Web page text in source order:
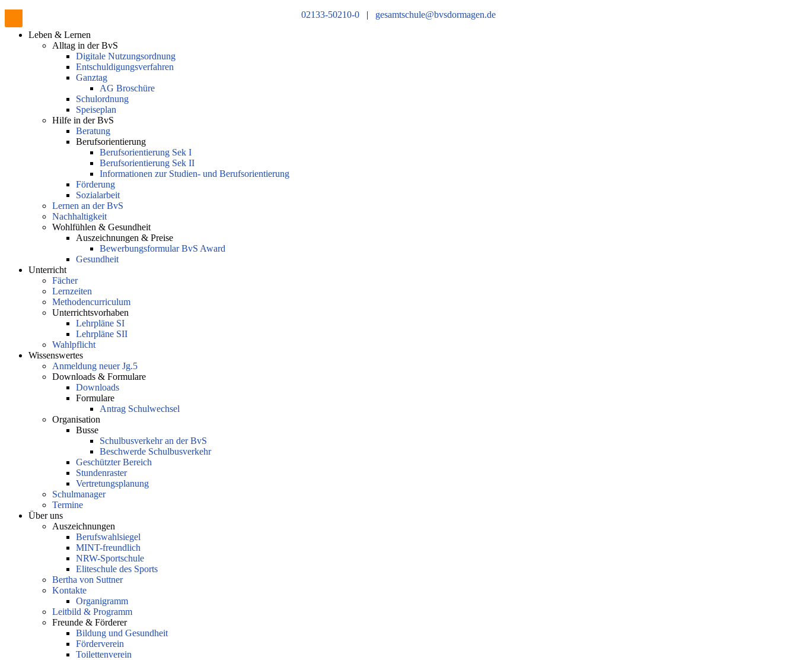
02133-50210-0 | gesamtschule@bvsdormagen.de
Leben & Lernen
Alltag in der BvS
Digitale Nutzungsordnung
Entschuldigungsverfahren
Ganztag
AG Broschüre
Schulordnung
Speiseplan
Hilfe in der BvS
Beratung
Berufsorientierung
Berufsorientierung Sek I
Berufsorientierung Sek II
Informationen zur Studien- und Berufsorientierung
Förderung
Sozialarbeit
Lernen an der BvS
Nachhaltigkeit
Wohlfühlen & Gesundheit
Auszeichnungen & Preise
Bewerbungsformular BvS Award
Gesundheit
Unterricht
Fächer
Lernzeiten
Methodencurriculum
Unterrichtsvorhaben
Lehrpläne SI
Lehrpläne SII
Wahlpflicht
Wissenswertes
Anmeldung neuer Jg.5
Downloads & Formulare
Downloads
Formulare
Antrag Schulwechsel
Organisation
Busse
Schulbusverkehr an der BvS
Beschwerde Schulbusverkehr
Geschützter Bereich
Stundenraster
Vertretungsplanung
Schulmanager
Termine
Über uns
Auszeichnungen
Berufswahlsiegel
MINT-freundlich
NRW-Sportschule
Eliteschule des Sports
Bertha von Suttner
Kontakte
Organigramm
Leitbild & Programm
Freunde & Förderer
Bildung und Gesundheit
Förderverein
Toilettenverein